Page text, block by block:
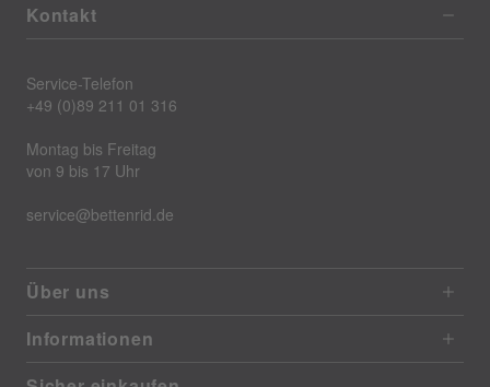
Kontakt
Service-Telefon
+49 (0)89 211 01 316
Montag bis Freitag
von 9 bis 17 Uhr
service@bettenrid.de
Über uns
Informationen